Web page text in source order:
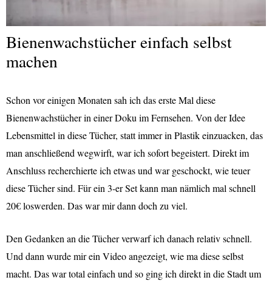
Bienenwachstücher einfach selbst
machen
Schon vor einigen Monaten sah ich das erste Mal diese
Bienenwachstücher in einer Doku im Fernsehen. Von der Idee
Lebensmittel in diese Tücher, statt immer in Plastik einzuacken, das
man anschließend wegwirft, war ich sofort begeistert. Direkt im
Anschluss recherchierte ich etwas und war geschockt, wie teuer
diese Tücher sind. Für ein 3-er Set kann man nämlich mal schnell
20€ loswerden. Das war mir dann doch zu viel.
Den Gedanken an die Tücher verwarf ich danach relativ schnell.
Und dann wurde mir ein Video angezeigt, wie ma diese selbst
macht. Das war total einfach und so ging ich direkt in die Stadt um